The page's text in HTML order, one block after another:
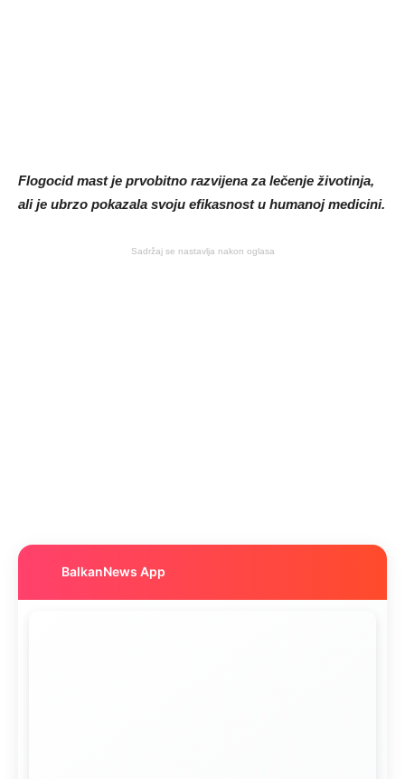
Flogocid mast je prvobitno razvijena za lečenje životinja,
ali je ubrzo pokazala svoju efikasnost u humanoj medicini.
Sadržaj se nastavlja nakon oglasa
BalkanNews App